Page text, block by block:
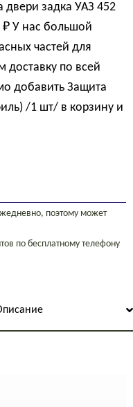
двери задка УАЗ 452
₽ У нас большой
частей для
доставку по всей
добавить Защита
/1 шт/ в корзину и
поэтому может
по бесплатному телефону